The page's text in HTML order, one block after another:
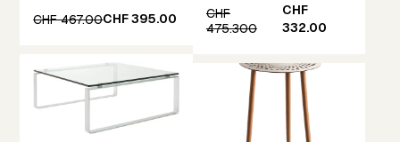
CHF 467.00CHF 395.00
CHF
475.300
CHF
332.00